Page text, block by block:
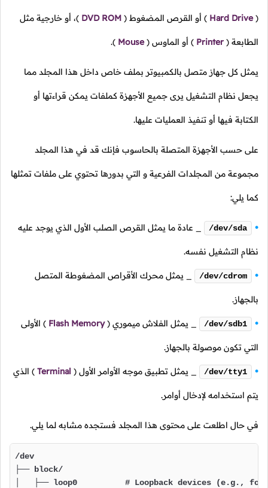
(
Hard Drive
) أو القرص المضغوط (
DVD ROM )، أو خارجية مثل
الطابعة (
Printer
) أو الماوس (
Mouse
).
يمثل كل جهاز متصل بالكمبيوتر بملف خاص داخل هذا المجلد مما
يجعل نظام التشغيل يرى جميع الأجهزة كملفات يمكن قراءتها أو
الكتابة فيها أو تنفيذ العمليات عليها.
على حسب الأجهزة المتصلة بالحاسوب فإنك قد في هذا المجلد
مجموعة من المجلدات الفرعية و التي بدورها تحتوي على ملفات تمثلها
كما يلي:
/dev/sda _ عادة ما يمثل القرص الصلب الأول الذي يوجد عليه
نظام التشغيل نفسه.
/dev/cdrom _ يمثل محرك الأقراص المضغوطة المتصل
بالجهاز.
/dev/sdb1 _ يمثل الفلاش ميموري (
Flash Memory
) الأولى
التي تكون موصولة بالجهاز.
/dev/tty1 _ يمثل تطبيق موجه الأوامر الأول (
Terminal
) الذي
يتم استخدامه لإدخال أوامر.
في حال اطلعت على محتوى هذا المجلد فستجده مشابه لما يلي.
/dev
├── block/
│   ├── loop0          # Loopback devices (e.g., for